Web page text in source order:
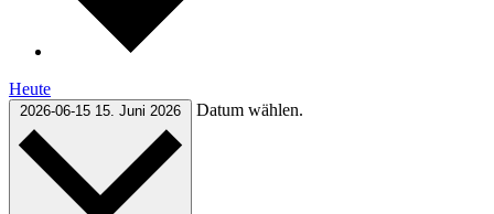
Heute
2026-06-15 15. Juni 2026 Datum wählen.